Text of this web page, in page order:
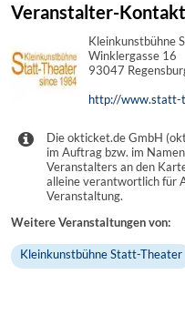
Veranstalter-
Kleinkunstbühne
Winklergasse 16
93047
http://www.statt-
Die okticket.de GmbH
im Auftrag bzw. im
Veranstalters an den
alleine verantwortlich für
Veranstaltung.
Weitere Veranstaltungen von:
Kleinkunstbühne Statt-Theater